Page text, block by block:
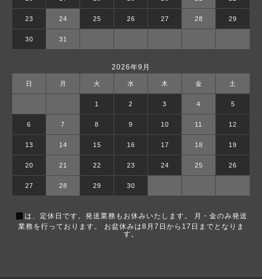
23 24 25 26 27 28 29
30 31
2026年9月
日 月 火 水 木 金 土
1 2 3 4 5
6 7 8 9 10 11 12
13 14 15 16 17 18 19
20 21 22 23 24 25 26
27 28 29 30
■ は、定休日です。発送業務もお休みいたします。 月・金のみ発送
業務を行っております。 お盆休みは8月7日から17日までとなりま
す。